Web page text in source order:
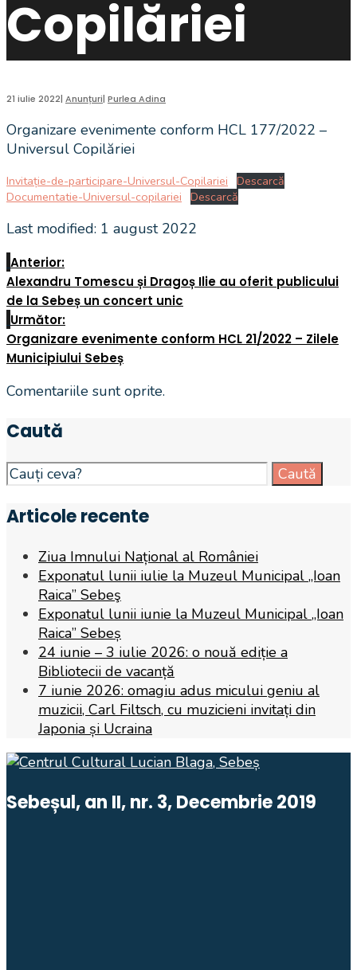
Copilăriei
21 iulie 2022| Anunțuri| Purlea Adina
Organizare evenimente conform HCL 177/2022 –
Universul Copilăriei
Invitație-de-participare-Universul-Copilariei Descarcă
Documentatie-Universul-copilariei Descarcă
Last modified: 1 august 2022
Anterior:
Alexandru Tomescu și Dragoș Ilie au oferit publicului
de la Sebeș un concert unic
Următor:
Organizare evenimente conform HCL 21/2022 – Zilele
Municipiului Sebeș
Comentariile sunt oprite.
Caută
Search
for:
Caută
Articole recente
Ziua Imnului Național al României
Exponatul lunii iulie la Muzeul Municipal „Ioan
Raica” Sebeş
Exponatul lunii iunie la Muzeul Municipal „Ioan
Raica” Sebeș
24 iunie – 3 iulie 2026: o nouă ediție a
Bibliotecii de vacanță
7 iunie 2026: omagiu adus micului geniu al
muzicii, Carl Filtsch, cu muzicieni invitați din
Japonia și Ucraina
Sebeșul, an II, nr. 3, Decembrie 2019